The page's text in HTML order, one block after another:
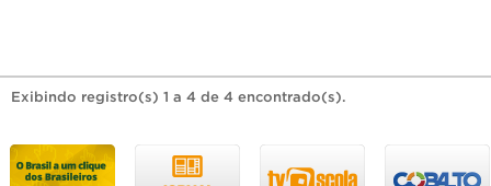
Exibindo registro(s) 1 a 4 de 4 encontrado(s).